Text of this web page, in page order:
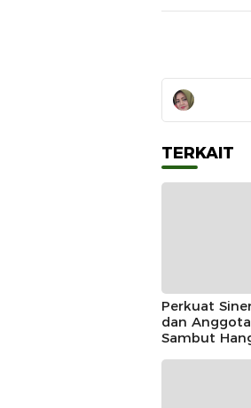
TERKAIT
Perkuat
dan
Sambut